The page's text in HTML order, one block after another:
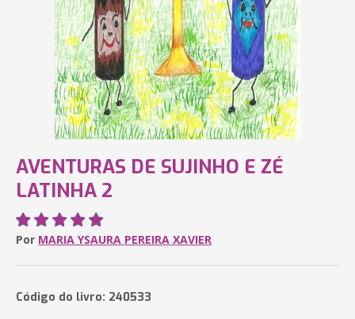
AVENTURAS DE SUJINHO E ZÉ
LATINHA 2
Por MARIA YSAURA PEREIRA XAVIER
Código do livro: 240533